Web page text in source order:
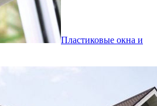
Пластиковые окна и